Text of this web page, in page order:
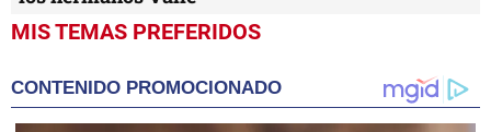
MIS TEMAS PREFERIDOS
CONTENIDO PROMOCIONADO